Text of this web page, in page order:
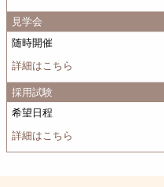
見学会
随時開催
詳細はこちら
採用試験
希望日程
詳細はこちら